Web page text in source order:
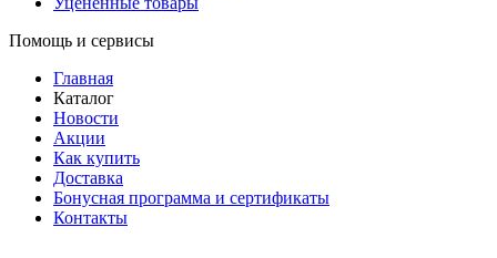
Помощь и сервисы
Главная
Каталог
Новости
Акции
Как купить
Доставка
Бонусная программа и сертификаты
Контакты